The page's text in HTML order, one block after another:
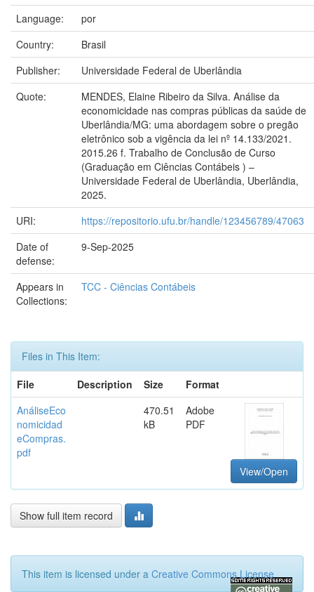
Language:
por
Country:
Brasil
Publisher:
Universidade Federal de Uberlândia
Quote:
MENDES, Elaine Ribeiro da Silva. Análise da
economicidade nas compras públicas da saúde de
Uberlândia/MG: uma abordagem sobre o pregão
eletrônico sob a vigência da lei nº 14.133/2021.
2015.26 f. Trabalho de Conclusão de Curso
(Graduação em Ciências Contábeis ) –
Universidade Federal de Uberlândia, Uberlândia,
2025.
URI:
https://repositorio.ufu.br/handle/123456789/47063
Date of
defense:
9-Sep-2025
Appears in
Collections:
TCC - Ciências Contábeis
Files in This Item:
File
Description Size
Format
AnáliseEco
nomicidad
eCompras.
pdf
470.51
kB
Adobe
PDF
View/Open
Show full item record
This item is licensed under a Creative Commons License